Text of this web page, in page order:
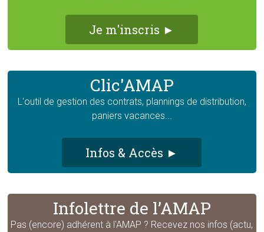
Je m'inscris ►
Clic'AMAP
L'outil de gestion des contrats, plannings de distribution,
paniers vacances...
Infos & Accès ►
Infolettre de l’AMAP
Pas (encore) adhérent à l'AMAP ? Recevez nos infos (actu,